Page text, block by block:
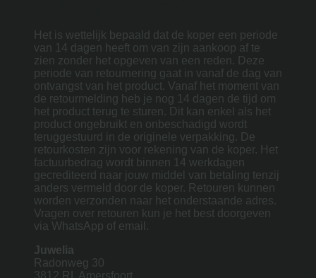
Het is wettelijk bepaald dat de koper een periode
van 14 dagen heeft om van zijn aankoop af te
zien zonder het opgeven van een reden. Deze
periode van retournering gaat in vanaf de dag van
ontvangst van het product. Vanaf het moment van
de retourmelding heb je nog 14 dagen de tijd om
het product terug te sturen. Dit kan enkel als het
product ongebruikt en onbeschadigd wordt
teruggestuurd in de originele verpakking. De
retourkosten zijn voor rekening van de koper. Het
factuurbedrag wordt binnen 14 werkdagen
gecrediteerd naar jouw middel van betaling tenzij
anders vermeld door de koper. Retouren kunnen
worden verzonden naar het onderstaande adres.
Vragen over retouren kun je het best doorgeven
via WhatsApp of email.
Juwelia
Radonweg 30